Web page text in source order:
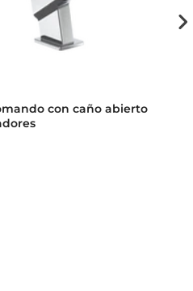
con caño abierto